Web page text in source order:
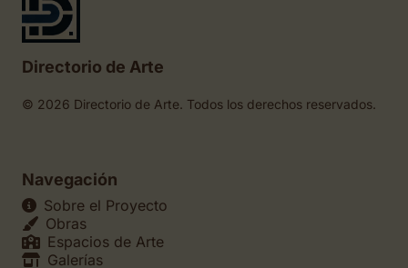
Directorio de Arte
© 2026 Directorio de Arte. Todos los derechos reservados.
Navegación
Sobre el Proyecto
Obras
Espacios de Arte
Galerías